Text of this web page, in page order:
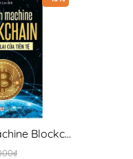
The Truth Machine Blockchain Và Tương Lai Của Tiền Tệ